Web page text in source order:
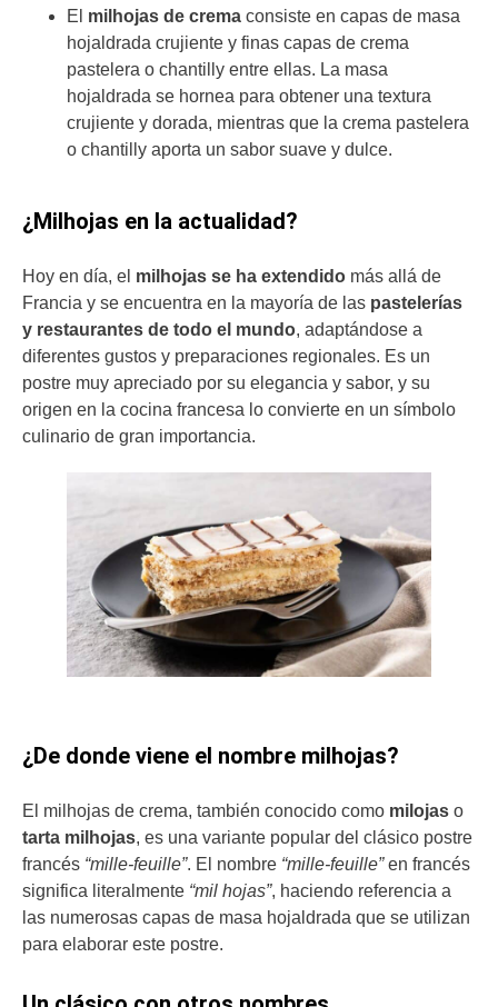
El milhojas de crema consiste en capas de masa
hojaldrada crujiente y finas capas de crema
pastelera o chantilly entre ellas. La masa
hojaldrada se hornea para obtener una textura
crujiente y dorada, mientras que la crema pastelera
o chantilly aporta un sabor suave y dulce.
¿Milhojas en la actualidad?
Hoy en día, el milhojas se ha extendido más allá de
Francia y se encuentra en la mayoría de las pastelerías
y restaurantes de todo el mundo, adaptándose a
diferentes gustos y preparaciones regionales. Es un
postre muy apreciado por su elegancia y sabor, y su
origen en la cocina francesa lo convierte en un símbolo
culinario de gran importancia.
¿De donde viene el nombre milhojas?
El milhojas de crema, también conocido como milojas o
tarta milhojas, es una variante popular del clásico postre
francés “mille-feuille”. El nombre “mille-feuille”en francés
significa literalmente “mil hojas”, haciendo referencia a
las numerosas capas de masa hojaldrada que se utilizan
para elaborar este postre.